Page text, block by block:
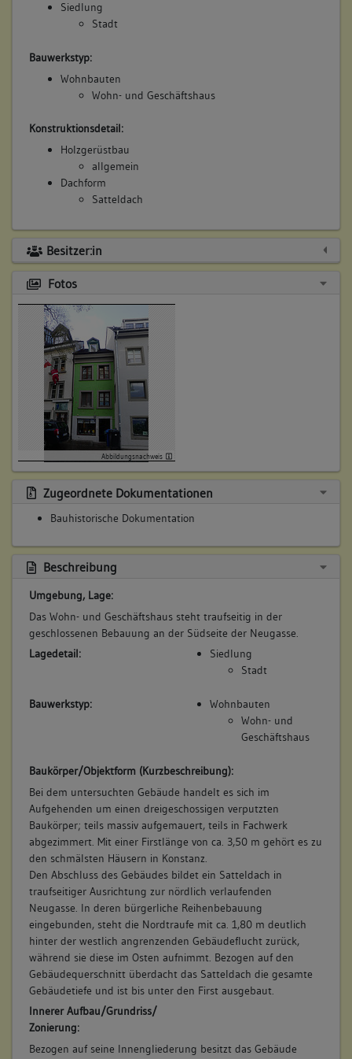
Siedlung
Stadt
Bauwerkstyp:
Wohnbauten
Wohn- und Geschäftshaus
Konstruktionsdetail:
Holzgerüstbau
allgemein
Dachform
Satteldach
Besitzer:in
Fotos
Abbildungsnachweis
Zugeordnete Dokumentationen
Bauhistorische Dokumentation
Beschreibung
Umgebung, Lage:
Das Wohn- und Geschäftshaus steht traufseitig in der
geschlossenen Bebauung an der Südseite der Neugasse.
Lagedetail:
Siedlung
Stadt
Bauwerkstyp:
Wohnbauten
Wohn- und
Geschäftshaus
Baukörper/Objektform (Kurzbeschreibung):
Bei dem untersuchten Gebäude handelt es sich im
Aufgehenden um einen dreigeschossigen verputzten
Baukörper; teils massiv aufgemauert, teils in Fachwerk
abgezimmert. Mit einer Firstlänge von ca. 3,50 m gehört es zu
den schmälsten Häusern in Konstanz.
Den Abschluss des Gebäudes bildet ein Satteldach in
traufseitiger Ausrichtung zur nördlich verlaufenden
Neugasse. In deren bürgerliche Reihenbebauung
eingebunden, steht die Nordtraufe mit ca. 1,80 m deutlich
hinter der westlich angrenzenden Gebäudeflucht zurück,
während sie diese im Osten aufnimmt. Bezogen auf den
Gebäudequerschnitt überdacht das Satteldach die gesamte
Gebäudetiefe und ist bis unter den First ausgebaut.
Innerer Aufbau/Grundriss/
Zonierung:
Bezogen auf seine Innengliederung besitzt das Gebäude